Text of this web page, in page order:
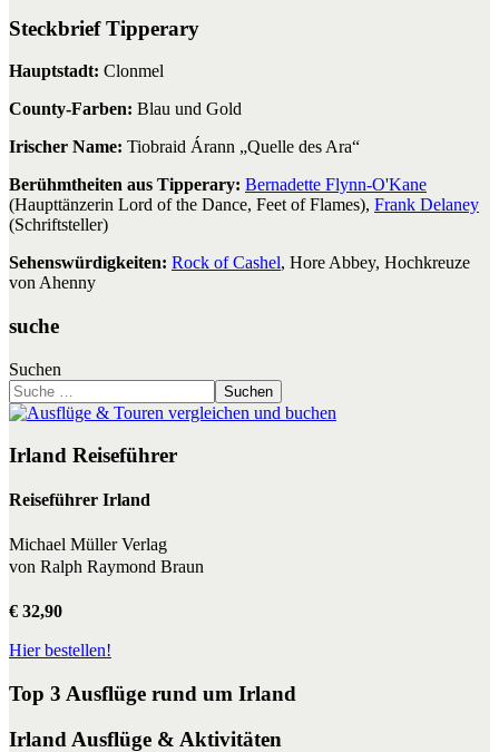
Steckbrief Tipperary
Hauptstadt: Clonmel
County-Farben: Blau und Gold
Irischer Name: Tiobraid Árann „Quelle des Ara“
Berühmtheiten aus Tipperary: Bernadette Flynn-O'Kane
(Haupttänzerin Lord of the Dance, Feet of Flames), Frank Delaney
(Schriftsteller)
Sehenswürdigkeiten: Rock of Cashel, Hore Abbey, Hochkreuze
von Ahenny
suche
Suchen
Suchen
Irland Reiseführer
Reiseführer Irland
Michael Müller Verlag
von Ralph Raymond Braun
€ 32,90
Hier bestellen!
Top 3 Ausflüge rund um Irland
Irland Ausflüge & Aktivitäten